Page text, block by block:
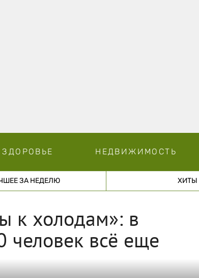
ЗДОРОВЬЕ НЕДВИЖИМОСТЬ
ЗА НЕДЕЛЮ ХИТЫ
к холодам»: в
человек всё еще